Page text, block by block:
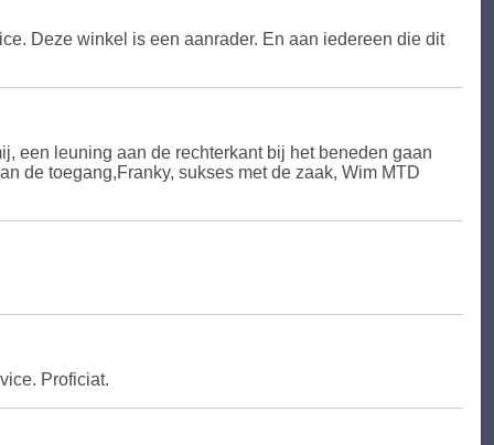
Deze winkel is een aanrader. En aan iedereen die dit
een leuning aan de rechterkant bij het beneden gaan
de toegang,Franky, sukses met de zaak, Wim MTD
Proficiat.